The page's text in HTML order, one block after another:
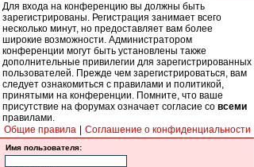
Для входа на конференцию вы должны быть
зарегистрированы. Регистрация занимает всего
несколько минут, но предоставляет вам более
широкие возможности. Администратором
конференции могут быть установлены также
дополнительные привилегии для зарегистрированных
пользователей. Прежде чем зарегистрироваться, вам
следует ознакомиться с правилами и политикой,
принятыми на конференции. Помните, что ваше
присутствие на форумах означает согласие со всеми
правилами.
Общие правила
Соглашение о конфиденциальности
Имя пользователя: